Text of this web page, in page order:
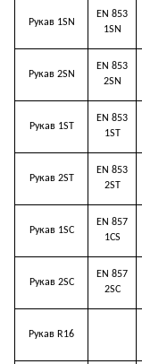
Рукав 1SN
EN 853
1SN
Рукав 2SN
EN 853
2SN
Рукав 1ST
EN 853
1ST
Рукав 2ST
EN 853
2ST
Рукав 1SC
EN 857
1CS
Рукав 2SC
EN 857
2SC
Рукав R16